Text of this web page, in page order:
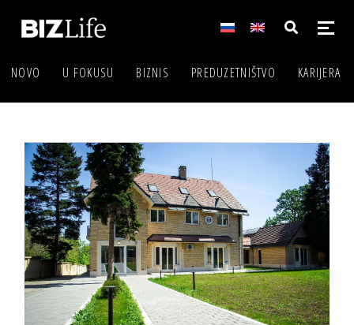
NOVO U FOKUSU BIZNIS PREDUZETNIŠTVO KARIJERA